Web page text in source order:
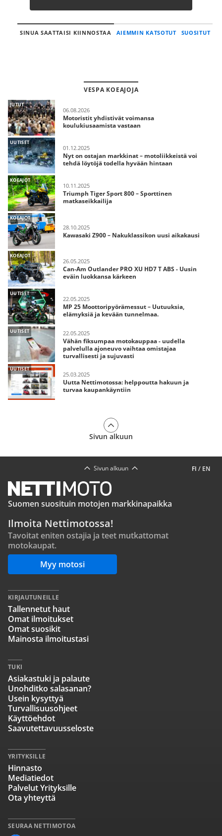
SINUA SAATTAISI KIINNOSTAA AIEMMIN KATSOTUT SUOSITUT
VESPA KOEAJOJA
JUTUT
06.08.2026
Motoristit yhdistivät voimansa
koulukiusaamista vastaan
UUTISET
01.12.2025
Nyt on ostajan markkinat – motoliikkeistä voi
tehdä löytöjä todella hyvään hintaan
KOEAJOT
10.11.2025
Triumph Tiger Sport 800 – Sporttinen
matkaseikkailija
KOEAJOT
28.10.2025
Kawasaki Z900 – Nakuklassikon uusi aikakausi
KOEAJOT
26.05.2025
Can-Am Outlander PRO XU HD7 T ABS - Uusin
eväin luokkansa kärkeen
UUTISET
22.05.2025
MP 25 Moottoripyörämessut – Uutuuksia,
elämyksiä ja kevään tunnelmaa.
UUTISET 22.05.2025
Vähän fiksumpaa motokauppaa - uudella
palvelulla ajoneuvo vaihtaa omistajaa
turvallisesti ja sujuvasti
UUTISET
25.03.2025
Uutta Nettimotossa: helppoutta hakuun ja
turvaa kaupankäyntiin
Sivun alkuun
FI / EN
Sivun alkuun
Suomen suosituin motojen markkinapaikka
Ilmoita Nettimotossa!
Tavoitat eniten ostajia ja teet mutkattomat
motokaupat.
Myy motosi
SEURAA NETTIMOTOA
KIRJAUTUNEILLE
Tallennetut haut
Omat ilmoitukset
Omat suosikit
Mainosta ilmoitustasi
TUKI
Asiakastuki ja palaute
Unohditko salasanan?
Usein kysyttyä
Turvallisuusohjeet
Käyttöehdot
Saavutettavuusseloste
YRITYKSILLE
Hinnasto
Mediatiedot
Palvelut Yrityksille
Ota yhteyttä